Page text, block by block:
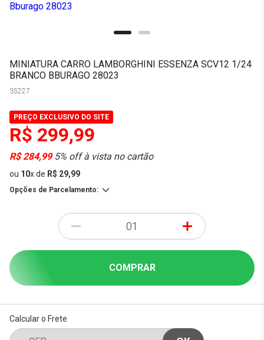
MINIATURA CARRO LAMBORGHINI ESSENZA SCV12 1/24
BRANCO BBURAGO 28023
35227
PREÇO EXCLUSIVO DO SITE
R$ 299,99
R$ 284,995% off à vista no cartão
ou 10xde R$ 29,99
Opções de Parcelamento:
- +
COMPRAR
Calcular o Frete